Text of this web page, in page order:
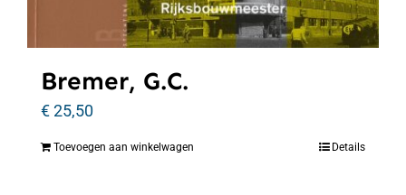
Bremer, G.C.
€25,50
Toevoegen aan winkelwagen Details